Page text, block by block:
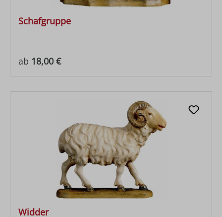
Schafgruppe
Regulärer Preis:
ab 18,00 €
Widder